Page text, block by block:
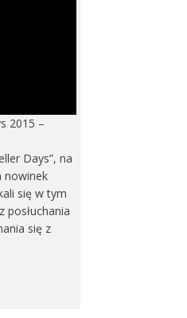
2015 –
Days”, na
nowinek
się w tym
posłuchania
się z